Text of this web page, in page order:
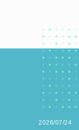
2026/07/24